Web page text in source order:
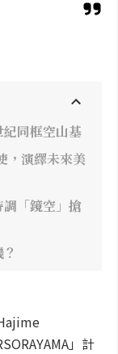
同框空山基
，演繹未來美
「鏡空」搶
」計